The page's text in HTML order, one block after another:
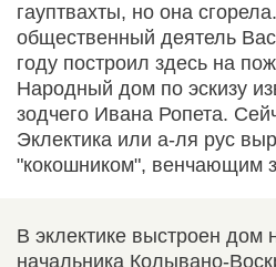
гауптвахты, но она
общественный деятель
году построил здесь на
Народный дом по эскизу
зодчего Ивана Ропета.
Эклектика или а-ля рус
"кокошником", венчающим
В эклектике выстроен дом
начальника Колывано-